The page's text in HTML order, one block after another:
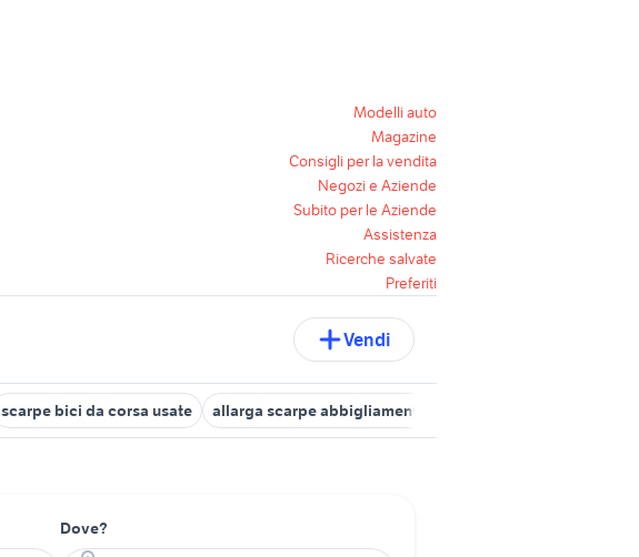
Modelli auto
Magazine
Consigli per la vendita
Negozi e Aziende
Subito per le Aziende
Assistenza
Ricerche salvate
Preferiti
Vendi
scarpe bici da corsa usate allarga scarpe abbigliamento
Dove?